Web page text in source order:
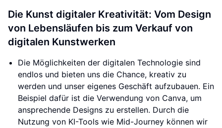
Die Kunst digitaler Kreativität: Vom Design
von Lebensläufen bis zum Verkauf von
digitalen Kunstwerken
Die Möglichkeiten der digitalen Technologie sind
endlos und bieten uns die Chance, kreativ zu
werden und unser eigenes Geschäft aufzubauen. Ein
Beispiel dafür ist die Verwendung von Canva, um
ansprechende Designs zu erstellen. Durch die
Nutzung von KI-Tools wie Mid-Journey können wir